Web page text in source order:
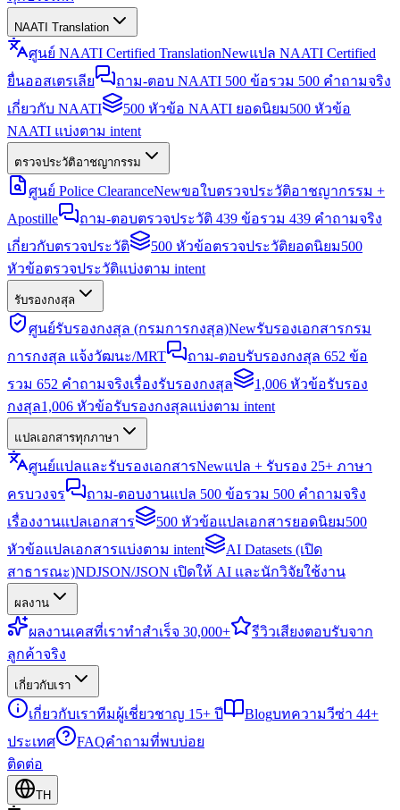
NAATI Translation
ศูนย์ NAATI Certified TranslationNewแปล NAATI Certified
ยื่นออสเตรเลีย
ถาม-ตอบ NAATI 500 ข้อรวม 500 คำถามจริง
เกี่ยวกับ NAATI
500 หัวข้อ NAATI ยอดนิยม500 หัวข้อ
NAATI แบ่งตาม intent
ตรวจประวัติอาชญากรรม
ศูนย์ Police ClearanceNewขอใบตรวจประวัติอาชญากรรม +
Apostille
ถาม-ตอบตรวจประวัติ 439 ข้อรวม 439 คำถามจริง
เกี่ยวกับตรวจประวัติ
500 หัวข้อตรวจประวัติยอดนิยม500
หัวข้อตรวจประวัติแบ่งตาม intent
รับรองกงสุล
ศูนย์รับรองกงสุล (กรมการกงสุล)Newรับรองเอกสารกรม
การกงสุล แจ้งวัฒนะ/MRT
ถาม-ตอบรับรองกงสุล 652 ข้อ
รวม 652 คำถามจริงเรื่องรับรองกงสุล
1,006 หัวข้อรับรอง
กงสุล1,006 หัวข้อรับรองกงสุลแบ่งตาม intent
แปลเอกสารทุกภาษา
ศูนย์แปลและรับรองเอกสารNewแปล + รับรอง 25+ ภาษา
ครบวงจร
ถาม-ตอบงานแปล 500 ข้อรวม 500 คำถามจริง
เรื่องงานแปลเอกสาร
500 หัวข้อแปลเอกสารยอดนิยม500
หัวข้อแปลเอกสารแบ่งตาม intent
AI Datasets (เปิด
สาธารณะ)NDJSON/JSON เปิดให้ AI และนักวิจัยใช้งาน
ผลงาน
ผลงานเคสที่เราทำสำเร็จ 30,000+ รีวิวเสียงตอบรับจาก
ลูกค้าจริง
เกี่ยวกับเรา
เกี่ยวกับเราทีมผู้เชี่ยวชาญ 15+ ปี Blogบทความวีซ่า 44+
ประเทศ
FAQคำถามที่พบบ่อย
ติดต่อ
TH